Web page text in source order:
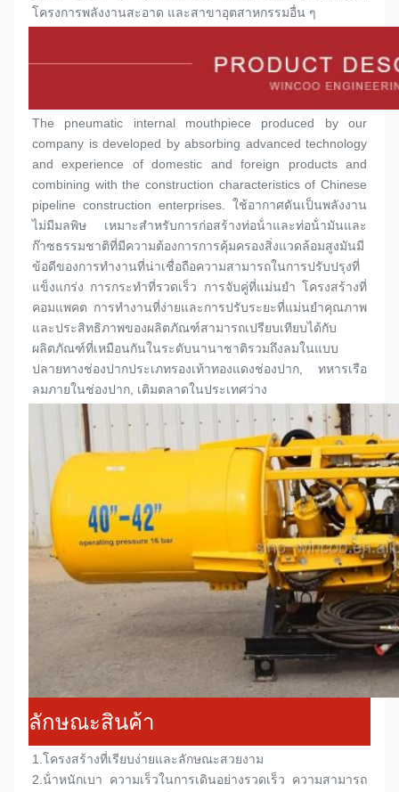
โครงการพลังงานสะอาด และสาขาอุตสาหกรรมอื่น ๆ
The pneumatic internal mouthpiece produced by our
company is developed by absorbing advanced technology
and experience of domestic and foreign products and
combining with the construction characteristics of Chinese
pipeline construction enterprises. ใช้อากาศดันเป็นพลังงาน
ไม่มีมลพิษ เหมาะสําหรับการก่อสร้างท่อน้ําและท่อน้ํามันและ
ก๊าซธรรมชาติที่มีความต้องการการคุ้มครองสิ่งแวดล้อมสูงมันมี
ข้อดีของการทํางานที่น่าเชื่อถือความสามารถในการปรับปรุงที่
แข็งแกร่ง การกระทําที่รวดเร็ว การจับคู่ที่แม่นยํา โครงสร้างที่
คอมแพคต การทํางานที่ง่ายและการปรับระยะที่แม่นยําคุณภาพ
และประสิทธิภาพของผลิตภัณฑ์สามารถเปรียบเทียบได้กับ
ผลิตภัณฑ์ที่เหมือนกันในระดับนานาชาติรวมถึงลมในแบบ
ปลายทางช่องปากประเภทรองเท้าทองแดงช่องปาก , ทหารเรือ
ลมภายในช่องปาก , เติมตลาดในประเทศว่าง
ลักษณะสินค้า
1. โครงสร้างที่เรียบง่ายและลักษณะสวยงาม
2. น้ําหนักเบา ความเร็วในการเดินอย่างรวดเร็ว ความสามารถ